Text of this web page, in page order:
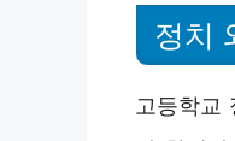
정치
고등학교